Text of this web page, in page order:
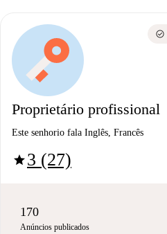
Proprietário profissional
Este senhorio fala Inglês, Francês
star3 (27)
check_circle
170
Anúncios publicados